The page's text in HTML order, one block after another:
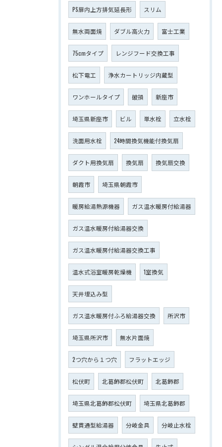
PS扉内上方排気延長形 スリム
無水両面焼 ダブル高火力 富士工業
75cmタイプ レンジフード交換工事
松下電工 浄水カートリッジ内蔵型
ワンホールタイプ 破損 新座市
埼玉県新座市 ビル 単水栓 立水栓
洗面用水栓 24時間換気機能付換気扇
ダクト用換気扇 換気扇 換気扇交換
朝霞市 埼玉県朝霞市
暖房給湯熱源機器 ガス温水暖房付給湯器
ガス温水暖房付給湯器交換
ガス温水暖房付給湯器交換工事
温水式浴室暖房乾燥機 1室換気
天井埋込み型
ガス温水暖房付ふろ給湯器交換 所沢市
埼玉県所沢市 無水片面焼
2つ穴から１つ穴 フラットエッジ
松伏町 北葛飾郡松伏町 北葛飾郡
埼玉県北葛飾郡松伏町 埼玉県北葛飾郡
壁貫通型給湯器 分岐金具 分岐止水栓